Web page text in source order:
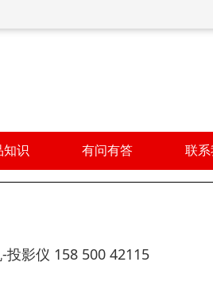
知识 有问有答 联
投影仪 158 500 42115